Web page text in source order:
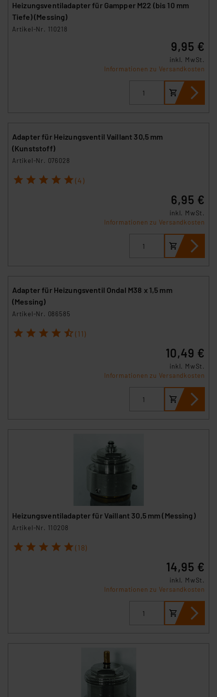
Heizungsventiladapter für Gampper M22 (bis 10 mm
Tiefe) (Messing)
Artikel-Nr. 110218
9,95 €
inkl. MwSt.
Informationen zu Versandkosten
Adapter für Heizungsventil Vaillant 30,5 mm
(Kunststoff)
Artikel-Nr. 076028
1 2 3 4 5 (4)
6,95 €
inkl. MwSt.
Informationen zu Versandkosten
Adapter für Heizungsventil Ondal M38 x 1,5 mm
(Messing)
Artikel-Nr. 086585
1 2 3 4 5 (11)
10,49 €
inkl. MwSt.
Informationen zu Versandkosten
Heizungsventiladapter für Vaillant 30,5 mm (Messing)
Artikel-Nr. 110208
1 2 3 4 5 (18)
14,95 €
inkl. MwSt.
Informationen zu Versandkosten